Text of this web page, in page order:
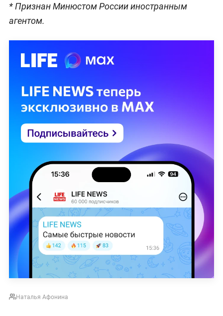
* Признан Минюстом России иностранным
агентом.
Наталья Афонина